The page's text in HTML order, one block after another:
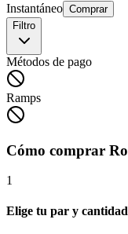
Instantáneo Comprar
Filtro
Métodos de pago
Ramps
Cómo comprar
1
Elige tu par y cantidad